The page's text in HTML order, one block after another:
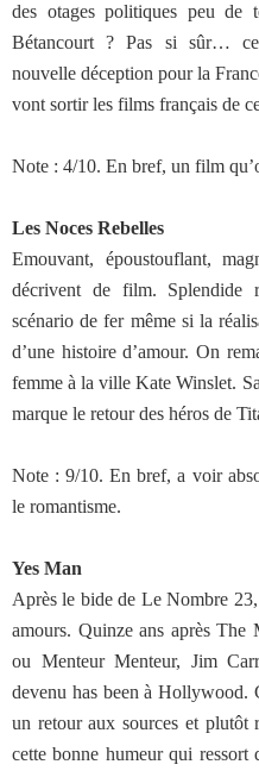
des otages politiques peu de
Bétancourt ? Pas si sûr… ce
nouvelle déception pour la
vont sortir les films français de
Note : 4/10. En bref, un film
Les Noces Rebelles
Emouvant, époustouflant,
décrivent de film. Splendide
scénario de fer même si la
d’une histoire d’amour. On
femme à la ville Kate Winslet.
marque le retour des héros de
Note : 9/10. En bref, a voir
le romantisme.
Yes Man
Après le bide de Le Nombre
amours. Quinze ans après The
ou Menteur Menteur, Jim
devenu has been à Hollywood.
un retour aux sources et plutôt
cette bonne humeur qui